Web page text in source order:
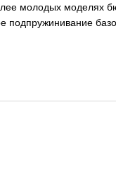
молодых моделях
подпружинивание